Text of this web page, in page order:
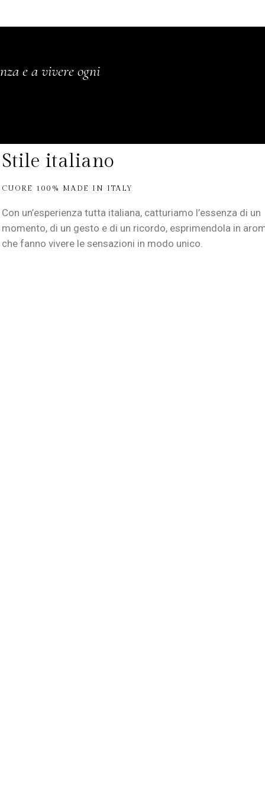
e a vivere ogni
Stile italiano
CUORE 100% MADE IN ITALY
Con un’esperienza tutta italiana, catturiamo l’essenza di un
momento, di un gesto e di un ricordo, esprimendola in
che fanno vivere le sensazioni in modo unico.